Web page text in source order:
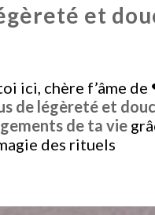
et
ici, chère f’âme
de légèreté et
de ta vie
des rituels